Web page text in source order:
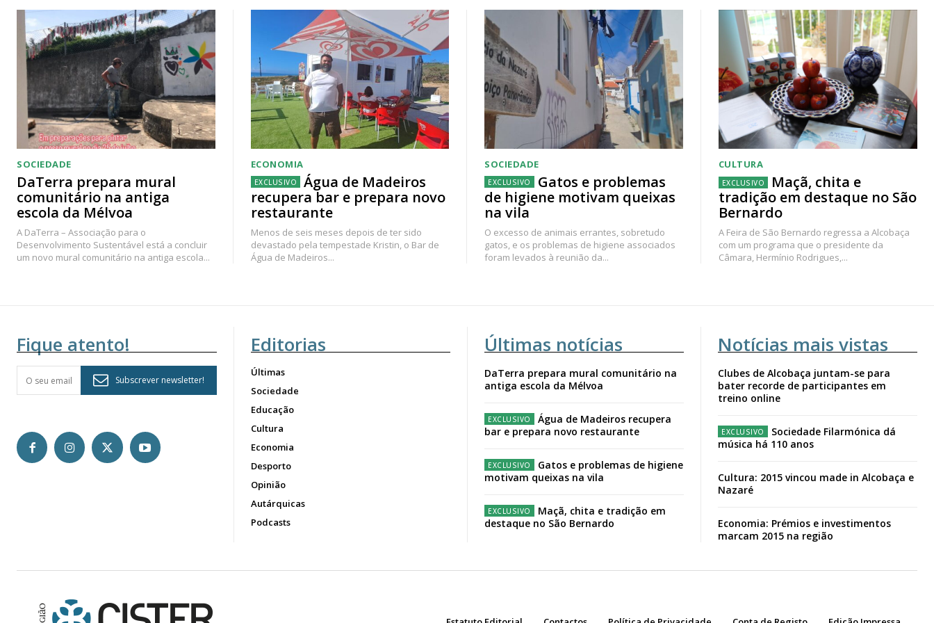
SOCIEDADE
DaTerra prepara mural
comunitário na antiga
escola da Mélvoa
A DaTerra – Associação para o
Desenvolvimento Sustentável está a concluir
um novo mural comunitário na antiga escola...
ECONOMIA
Água de Madeiros
recupera bar e prepara novo
restaurante
Menos de seis meses depois de ter sido
devastado pela tempestade Kristin, o Bar de
Água de Madeiros...
SOCIEDADE
Gatos e problemas
de higiene motivam queixas
na vila
O excesso de animais errantes, sobretudo
gatos, e os problemas de higiene associados
foram levados à reunião da...
CULTURA
Maçã, chita e
tradição em destaque no São
Bernardo
A Feira de São Bernardo regressa a Alcobaça
com um programa que o presidente da
Câmara, Hermínio Rodrigues,...
Fique atento!
Subscrever newsletter!
Editorias
Últimas
Sociedade
Educação
Cultura
Economia
Desporto
Opinião
Autárquicas
Podcasts
Últimas notícias
DaTerra prepara mural comunitário na
antiga escola da Mélvoa
Água de Madeiros recupera
bar e prepara novo restaurante
Gatos e problemas de higiene
motivam queixas na vila
Maçã, chita e tradição em
destaque no São Bernardo
Notícias mais vistas
Clubes de Alcobaça juntam-se para
bater recorde de participantes em
treino online
Sociedade Filarmónica dá
música há 110 anos
Cultura: 2015 vincou made in Alcobaça e
Nazaré
Economia: Prémios e investimentos
marcam 2015 na região